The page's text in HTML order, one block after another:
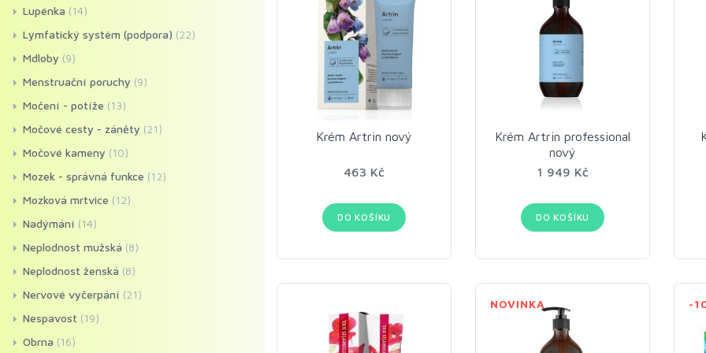
Krém Artrin nový
463 Kč
DO KOŠÍKU
Krém Artrin professional
nový
1 949 Kč
DO KOŠÍKU
NOVINKA -
Lupénka (14)
Lymfatický systém (podpora) (22)
Mdloby (9)
Menstruační poruchy (9)
Močení - potíže (13)
Močové cesty - záněty (21)
Močové kameny (10)
Mozek - správná funkce (12)
Mozková mrtvice (12)
Nadýmání (14)
Neplodnost mužská (8)
Neplodnost ženská (8)
Nervové vyčerpání (21)
Nespavost (19)
Obrna (16)